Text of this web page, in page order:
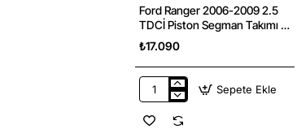
Ford Ranger 2006-2009 2.5
TDCİ Piston Segman Takımı (
050 ) 4 Adet Nural Marka
₺17.090
Ford
2006-
Sepete Ekle